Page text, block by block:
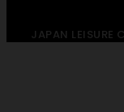
JAPAN LEISURE